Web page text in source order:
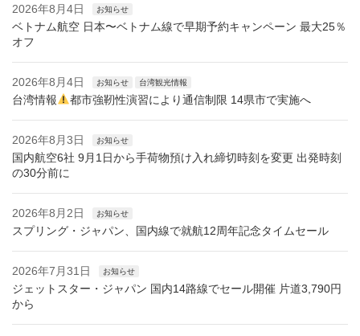
2026年8月4日 お知らせ
ベトナム航空 日本〜ベトナム線で早期予約キャンペーン 最大25％
オフ
2026年8月4日 お知らせ 台湾観光情報
台湾情報 都市強靭性演習により通信制限 14県市で実施へ
2026年8月3日 お知らせ
国内航空6社 9月1日から手荷物預け入れ締切時刻を変更 出発時刻
の30分前に
2026年8月2日 お知らせ
スプリング・ジャパン、国内線で就航12周年記念タイムセール
2026年7月31日 お知らせ
ジェットスター・ジャパン 国内14路線でセール開催 片道3,790円
から